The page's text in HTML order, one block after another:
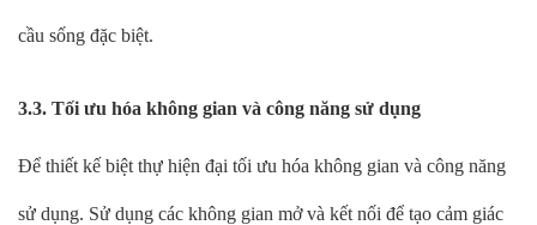
cầu sống đặc biệt.
3.3. Tối ưu hóa không gian và công năng sử dụng
Để thiết kế biệt thự hiện đại tối ưu hóa không gian và công năng
sử dụng. Sử dụng các không gian mở và kết nối để tạo cảm giác